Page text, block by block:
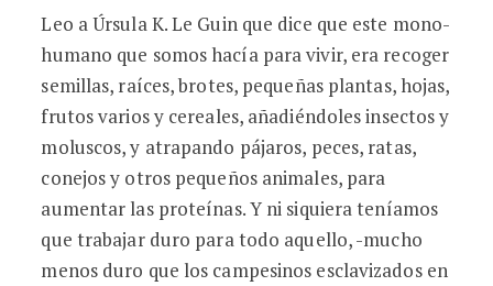
Leo a Úrsula K. Le Guin que dice que este mono-
humano que somos hacía para vivir, era recoger
semillas, raíces, brotes, pequeñas plantas, hojas,
frutos varios y cereales, añadiéndoles insectos y
moluscos, y atrapando pájaros, peces, ratas,
conejos y otros pequeños animales, para
aumentar las proteínas. Y ni siquiera teníamos
que trabajar duro para todo aquello, -mucho
menos duro que los campesinos esclavizados en